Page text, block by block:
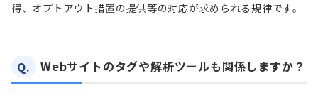
得、オプトアウト措置の提供等の対応が求められる規律です。
Q. Webサイトのタグや解析ツールも関係しますか？